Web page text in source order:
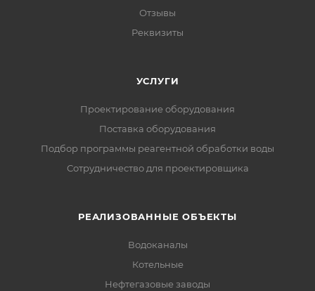
Отзывы
Реквизиты
УСЛУГИ
Проектирование оборудования
Поставка оборудования
Подбор программы реагентной обработки воды
Сотрудничество для проектировщика
РЕАЛИЗОВАННЫЕ ОБЪЕКТЫ
Водоканалы
Котельные
Нефтегазовые заводы